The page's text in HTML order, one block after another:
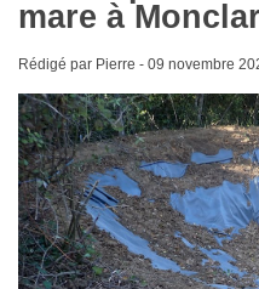
mare à Monclar
Rédigé par Pierre - 09 novembre